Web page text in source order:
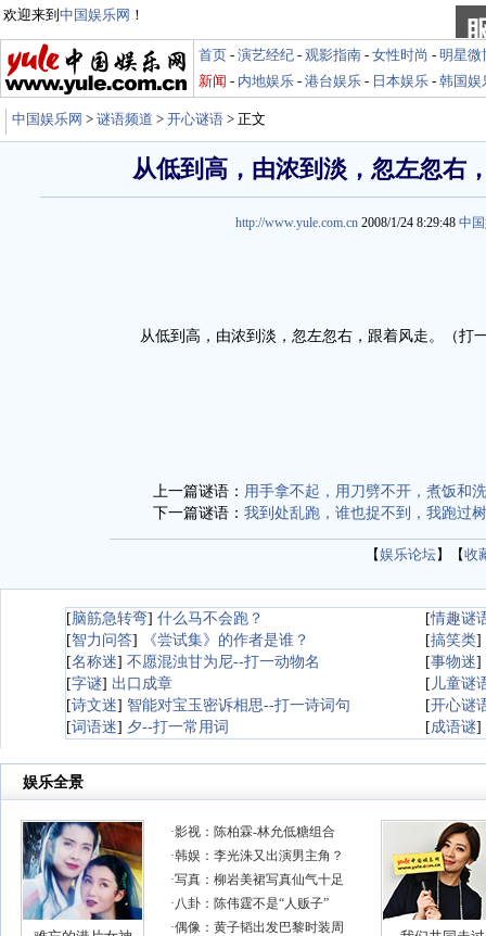
欢迎来到 中国娱乐网 ！
首页 - 演艺经纪 - 观影指南 - 女性时尚 - 明星微
新闻 - 内地娱乐 - 港台娱乐 - 日本娱乐 - 韩国娱
中国娱乐网 > 谜语频道 > 开心谜语 > 正文
从低到高，由浓到淡，忽左忽右
http://www.yule.com.cn 2008/1/24 8:29:48 中
从低到高，由浓到淡，忽左忽右，跟着风走。（打
上一篇谜语： 用手拿不起，用刀劈不开，煮饭和
下一篇谜语： 我到处乱跑，谁也捉不到，我跑过
【娱乐论坛】【收
[脑筋急转弯] 什么马不会跑？ [情趣谜
[智力问答] 《尝试集》的作者是谁？ [搞笑类]
[名称迷] 不愿混浊甘为尼--打一动物名 [事物迷]
[字谜] 出口成章 [ 儿童谜
[诗文迷] 智能对宝玉密诉相思--打一诗词句 [开心谜
[词语迷] 夕--打一常用词 [成语谜]